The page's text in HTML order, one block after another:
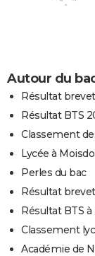
Autour du
Résultat
Résultat BTS
Classement
Lycée à
Perles du bac
Résultat
Résultat BTS
Classement
Académie de